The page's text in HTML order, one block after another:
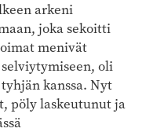
arkeni
joka sekoitti
menivät
oli
kanssa. Nyt
pöly laskeutunut ja